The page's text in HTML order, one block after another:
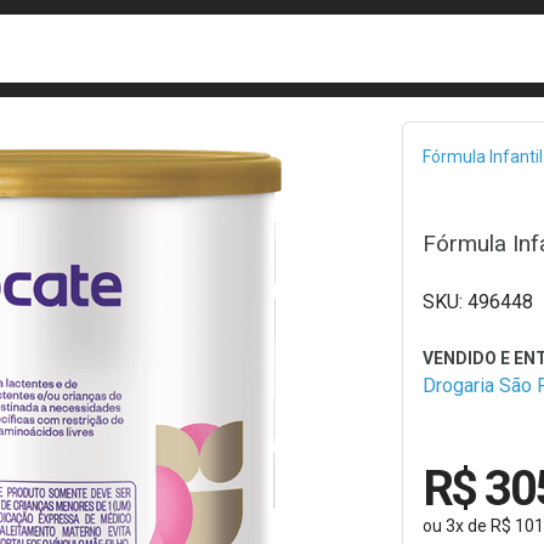
Fórmula Infantil
Fórmula
496448
Drogaria São
R$
ou 3xde R$